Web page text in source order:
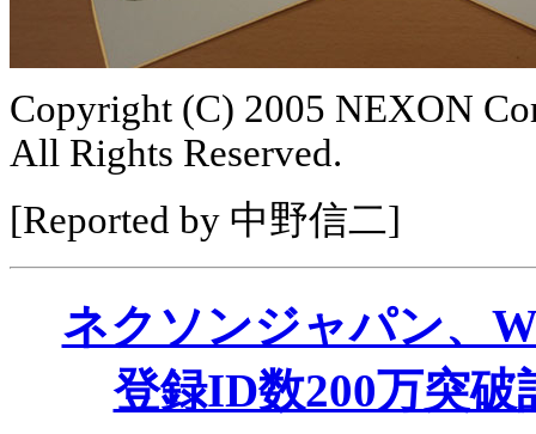
Copyright (C) 2005 NEXON
All Rights Reserved.
[Reported by 中野信二]
ネクソンジャパン、
登録ID数200万突